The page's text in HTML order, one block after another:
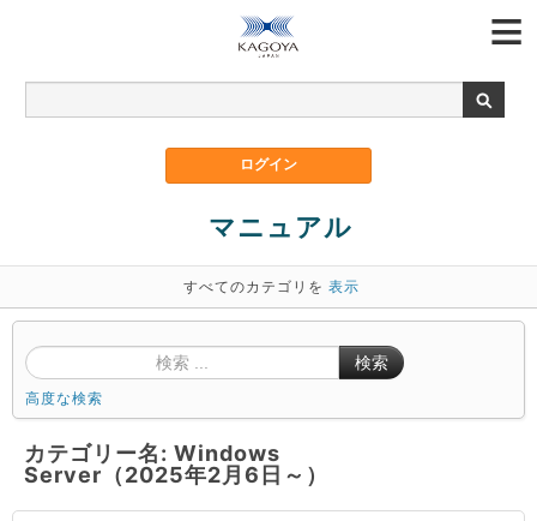
マニュアル
すべてのカテゴリを 表示
検索
高度な検索
カテゴリー名: Windows
Server（2025年2月6日～）